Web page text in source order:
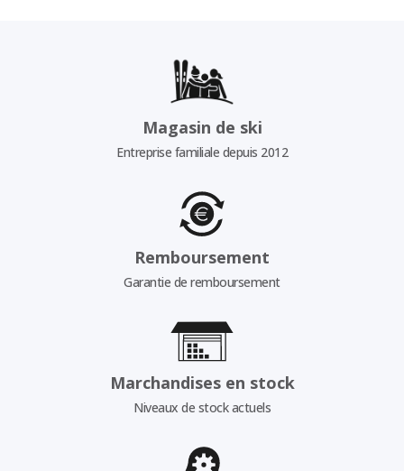
Magasin de ski
Entreprise familiale depuis 2012
Remboursement
Garantie de remboursement
Marchandises en stock
Niveaux de stock actuels